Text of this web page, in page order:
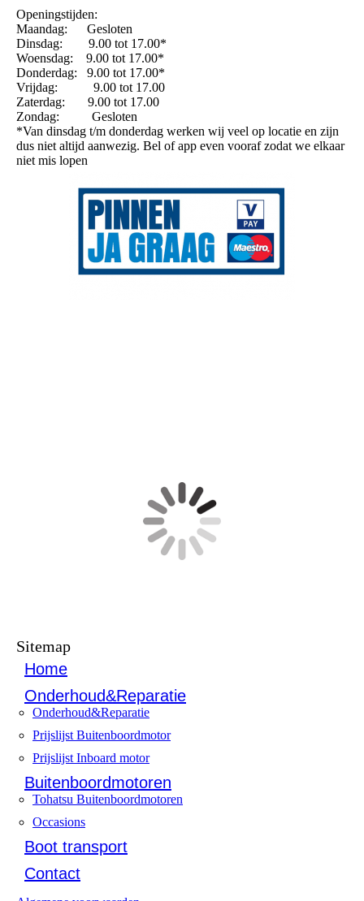
Openingstijden:
Maandag: Gesloten
Dinsdag: 9.00 tot 17.00*
Woensdag: 9.00 tot 17.00*
Donderdag: 9.00 tot 17.00*
Vrijdag: 9.00 tot 17.00
Zaterdag: 9.00 tot 17.00
Zondag: Gesloten
*Van dinsdag t/m donderdag werken wij veel op locatie en zijn
dus niet altijd aanwezig. Bel of app even vooraf zodat we elkaar
niet mis lopen
Sitemap
Home
Onderhoud&Reparatie
Onderhoud&Reparatie
Prijslijst Buitenboordmotor
Prijslijst Inboard motor
Buitenboordmotoren
Tohatsu Buitenboordmotoren
Occasions
Boot transport
Contact